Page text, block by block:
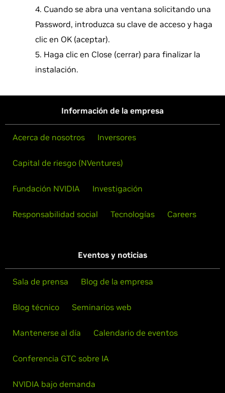
Cuando se abra una ventana solicitando una
Password, introduzca su clave de acceso y haga
clic en OK (aceptar).
Haga clic en Close (cerrar) para finalizar la
instalación.
Información de la empresa
Acerca de nosotros Inversores
Capital de riesgo (NVentures)
Fundación NVIDIA Investigación
Responsabilidad social Tecnologías Careers
Eventos y noticias
Sala de prensa Blog de la empresa
Blog técnico Seminarios web
Mantenerse al día Calendario de eventos
Conferencia GTC sobre IA
NVIDIA bajo demanda